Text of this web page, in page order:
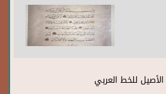
الأصيل للخط العربي